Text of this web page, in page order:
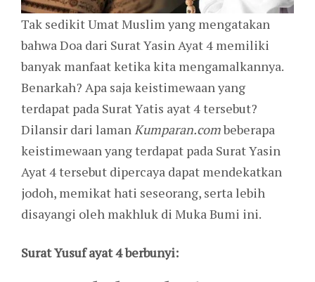
Tak sedikit Umat Muslim yang mengatakan
bahwa Doa dari Surat Yasin Ayat 4 memiliki
banyak manfaat ketika kita mengamalkannya.
Benarkah? Apa saja keistimewaan yang
terdapat pada Surat Yatis ayat 4 tersebut?
Dilansir dari lamanKumparan.combeberapa
keistimewaan yang terdapat pada Surat Yasin
Ayat 4 tersebut dipercaya dapat mendekatkan
jodoh, memikat hati seseorang, serta lebih
disayangi oleh makhluk di Muka Bumi ini.
Surat Yusuf ayat 4 berbunyi: